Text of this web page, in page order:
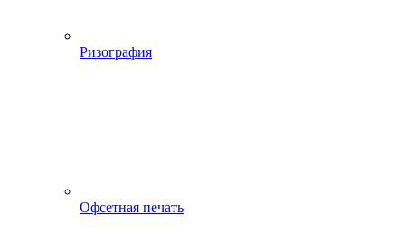
Ризография
Офсетная печать